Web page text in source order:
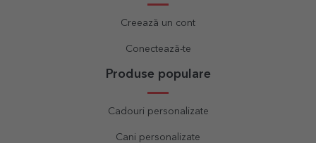
Creează un cont
Conectează-te
Produse populare
Cadouri personalizate
Cani personalizate